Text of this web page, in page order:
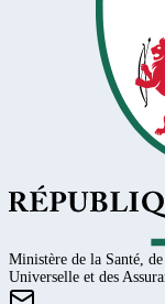
Ministère de la Santé,
Universelle et des